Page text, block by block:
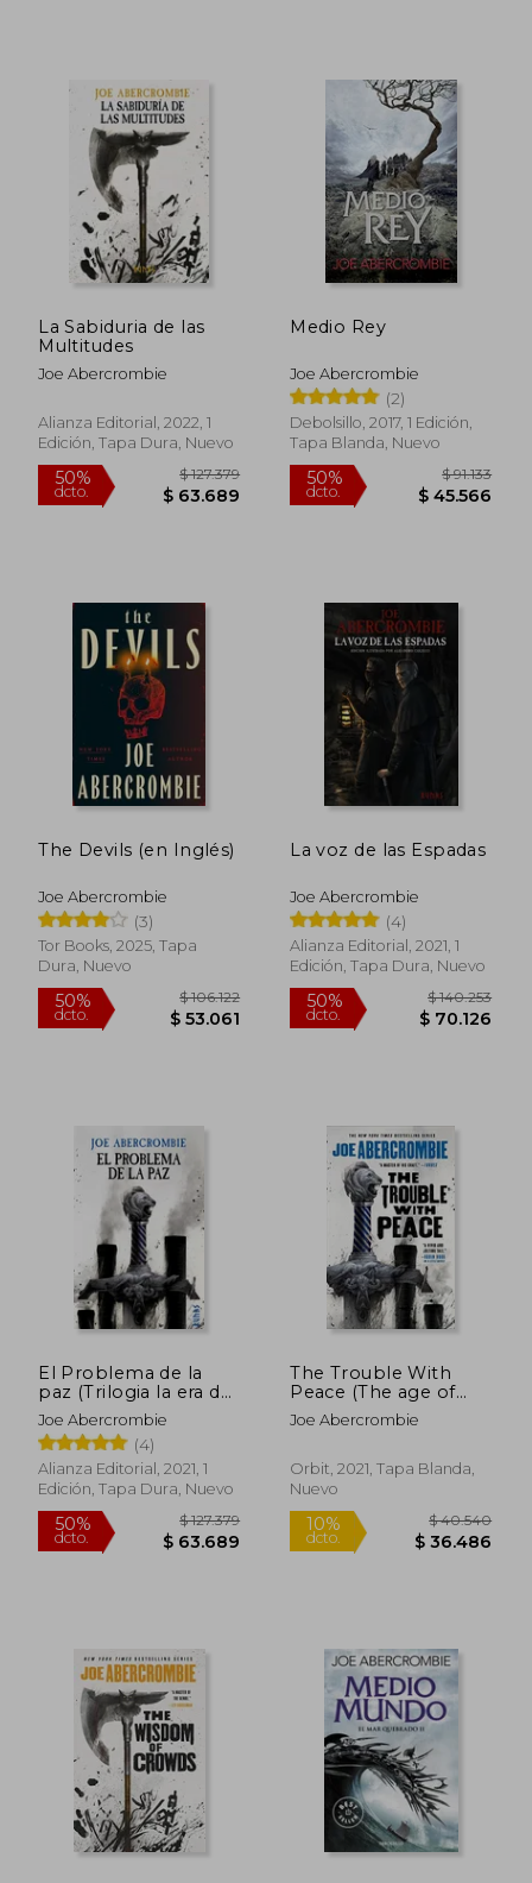
dcto. $ 49.519 dcto.
La Sabiduria de las
Multitudes
Joe Abercrombie
Alianza Editorial, 2022, 1
Edición, Tapa Dura, Nuevo
50%
dcto. $ 63.689
Medio Rey
Joe Abercrombie
(2)
Debolsillo, 2017, 1 Edición,
Tapa Blanda, Nuevo
50%
dcto.
The Devils (en Inglés)
Joe Abercrombie
(3)
Tor Books, 2025, Tapa
Dura, Nuevo
50%
dcto. $ 53.061
La voz de las Espadas
Joe Abercrombie
(4)
Alianza Editorial, 2021, 1
Edición, Tapa Dura, Nuevo
50%
dcto.
El Problema de la
paz (Trilogia la era de
la Locura 2) (Mundo
de la Primera Ley)
Joe Abercrombie
(4)
Alianza Editorial, 2021, 1
Edición, Tapa Dura, Nuevo
The Trouble With
Peace (The age of
Madness, 2) (en
Inglés)
Joe Abercrombie
Orbit, 2021, Tapa Blanda,
Nuevo